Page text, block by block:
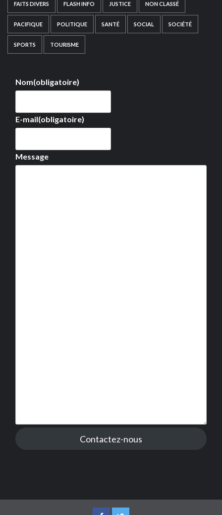
FAITS DIVERS FLASH INFO JUSTICE NON CLASSÉ
PACIFIQUE POLITIQUE SANTÉ SOCIAL SOCIÉTÉ
SPORTS TOURISME
Nom(obligatoire)
E-mail(obligatoire)
Message
Contactez-nous